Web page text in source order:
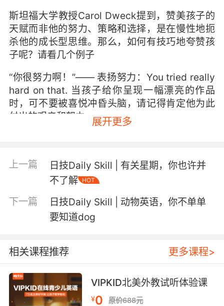
斯坦福大学教授Carol Dweck提到，赞美孩子的
天赋而非他的努力、策略和选择，是在慢性地扼
杀他的成长型思维。那么，如何有技巧地夸赞孩
子呢？请看几个例子
“你很努力啊！”—— 表扬努力：You tried really
hard on that. 当孩子给你呈现一幅漂亮的作品
时，可不要被喜悦冲昏头脑，请记得肯定他为此
付出的艰辛和努力。
一个人无论多能干，能做的事情也是有限的，如
果孩子和小伙伴一起合作完成了某件事，做得还
力吧！
用会让孩子的人生道路更加顺畅，所以要适时帮
他建立。比如和孩子约定什么时，可以说 “我相信
你，因为前几次你说话都算数”或者“我相信你，
你一定会找到好办法“等。
展开更多
上一篇
日技Daily Skill | 有关星期，你也许并
不了解
HOT
下一篇
日技Daily Skill | 动物英语，你不单单
要知道dog
相关课程推荐 更多课程>
VIPKID北美外教试听体验课
¥0 原价688元